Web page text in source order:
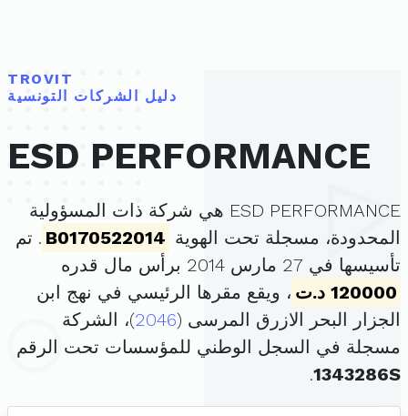
TROVIT
دليل الشركات التونسية
ESD PERFORMANCE
ESD PERFORMANCE هي شركة ذات المسؤولية
المحدودة، مسجلة تحت الهوية B0170522014 . تم
تأسيسها في 27 مارس 2014 برأس مال قدره
120000 د.ت
، ويقع مقرها الرئيسي في نهج ابن
الجزار البحر الازرق المرسى (2046)، الشركة
مسجلة في السجل الوطني للمؤسسات تحت الرقم
1343286S
.